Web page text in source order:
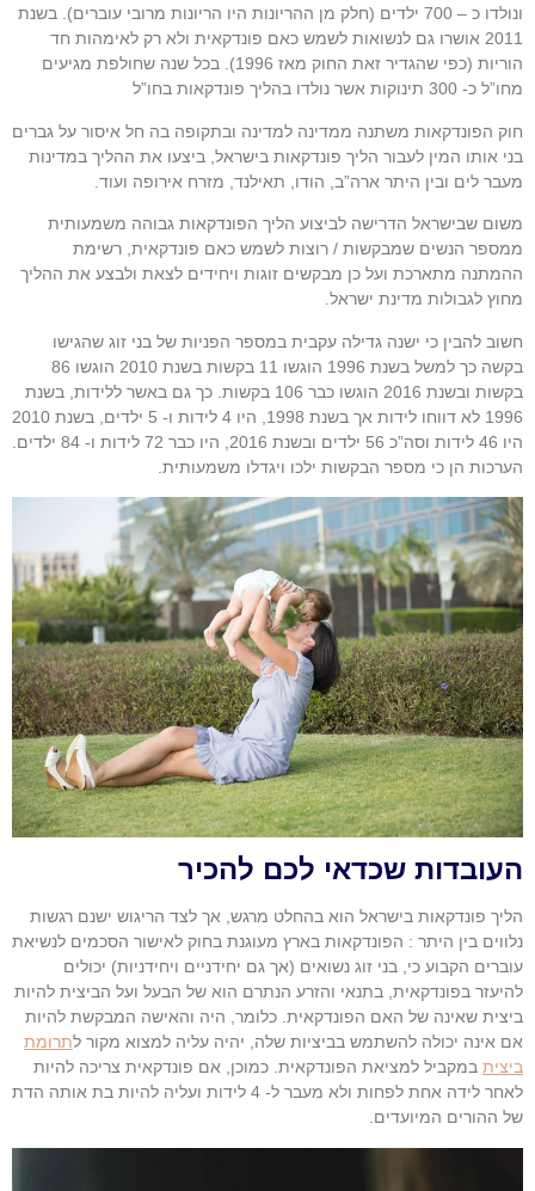
ונולדו כ – 700 ילדים (חלק מן ההריונות היו הריונות מרובי עוברים). בשנת
2011 אושרו גם לנשואות לשמש כאם פונדקאית ולא רק לאימהות חד
הוריות (כפי שהגדיר זאת החוק מאז 1996). בכל שנה שחולפת מגיעים
מחו”ל כ- 300 תינוקות אשר נולדו בהליך פונדקאות בחו”ל
חוק הפונדקאות משתנה ממדינה למדינה ובתקופה בה חל איסור על גברים
בני אותו המין לעבור הליך פונדקאות בישראל, ביצעו את ההליך במדינות
מעבר לים ובין היתר ארה”ב, הודו, תאילנד, מזרח אירופה ועוד.
משום שבישראל הדרישה לביצוע הליך הפונדקאות גבוהה משמעותית
ממספר הנשים שמבקשות / רוצות לשמש כאם פונדקאית, רשימת
ההמתנה מתארכת ועל כן מבקשים זוגות ויחידים לצאת ולבצע את ההליך
מחוץ לגבולות מדינת ישראל.
חשוב להבין כי ישנה גדילה עקבית במספר הפניות של בני זוג שהגישו
בקשה כך למשל בשנת 1996 הוגשו 11 בקשות בשנת 2010 הוגשו 86
בקשות ובשנת 2016 הוגשו כבר 106 בקשות. כך גם באשר ללידות, בשנת
1996 לא דווחו לידות אך בשנת 1998, היו 4 לידות ו- 5 ילדים, בשנת 2010
היו 46 לידות וסה”כ 56 ילדים ובשנת 2016, היו כבר 72 לידות ו- 84 ילדים.
הערכות הן כי מספר הבקשות ילכו ויגדלו משמעותית.
העובדות שכדאי לכם להכיר
הליך פונדקאות בישראל הוא בהחלט מרגש, אך לצד הריגוש ישנם רגשות
נלווים בין היתר : הפונדקאות בארץ מעוגנת בחוק לאישור הסכמים לנשיאת
עוברים הקבוע כי, בני זוג נשואים (אך גם יחידניים ויחידניות) יכולים
להיעזר בפונדקאית, בתנאי והזרע הנתרם הוא של הבעל ועל הביצית להיות
ביצית שאינה של האם הפונדקאית. כלומר, היה והאישה המבקשת להיות
אם אינה יכולה להשתמש בביציות שלה, יהיה עליה למצוא מקור לתרומת
ביצית במקביל למציאת הפונדקאית. כמוכן, אם פונדקאית צריכה להיות
לאחר לידה אחת לפחות ולא מעבר ל- 4 לידות ועליה להיות בת אותה הדת
של ההורים המיועדים.